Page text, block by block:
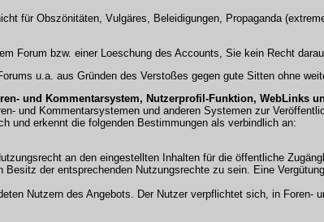
für Obszönitäten, Vulgäres, Beleidigungen, Propaganda
Forum bzw. einer Loeschung des Accounts, Sie kein Recht
u.a. aus Gründen des Verstoßes gegen gute Sitten ohne
und Kommentarsystem, Nutzerprofil-Funktion, WebLinks
und Kommentarsystemen und anderen Systemen zur
und erkennt die folgenden Bestimmungen als verbindlich an:
an den eingestellten Inhalten für die öffentliche
der entsprechenden Nutzungsrechte zu sein. Eine
Nutzern des Angebots. Der Nutzer verpflichtet sich, in